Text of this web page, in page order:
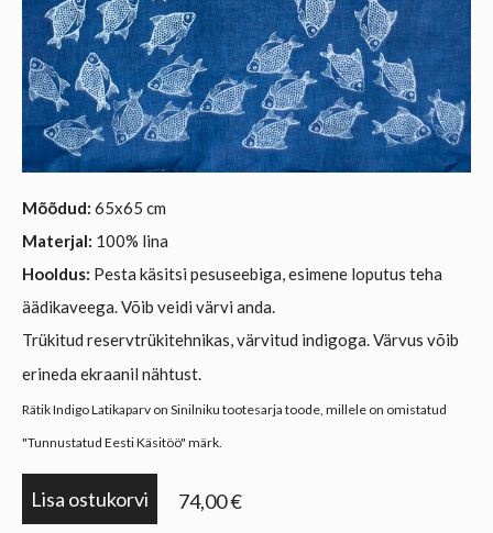
Mõõdud: 65x65 cm
Materjal: 100% lina
Hooldus: Pesta käsitsi pesuseebiga, esimene loputus teha
äädikaveega. Võib veidi värvi anda.
Trükitud reservtrükitehnikas, värvitud indigoga. Värvus võib
erineda ekraanil nähtust.
Rätik Indigo Latikaparv on Sinilniku tootesarja toode, millele on omistatud
"Tunnustatud Eesti Käsitöö" märk.
Lisa ostukorvi 74,00 €